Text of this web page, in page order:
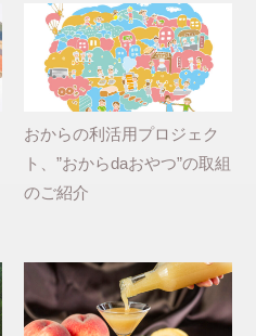
おからの利活用プロジェク
ト、”おからdaおやつ”の取組
のご紹介